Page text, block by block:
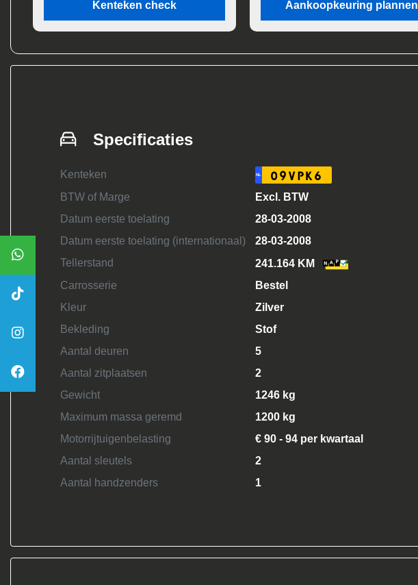
Kenteken check Aankoopkeuring plannen
Specificaties
Kenteken NL 09VPK6
BTW of Marge
Excl. BTW
Datum eerste toelating
28-03-2008
Datum eerste toelating (internationaal)
28-03-2008
Tellerstand
241.164 KM
Carrosserie
Bestel
Kleur
Zilver
Bekleding
Stof
Aantal deuren
5
Aantal zitplaatsen
2
Gewicht
1246 kg
Maximum massa geremd
1200 kg
Motorrijtuigenbelasting
€ 90 - 94 per kwartaal
Aantal sleutels
2
Aantal handzenders
1